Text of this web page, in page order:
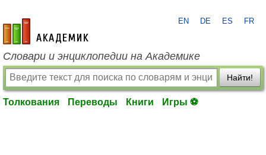
academic.ru
EN DE ES FR
Словари и энциклопедии на Академике
Найти!
Толкования Переводы Книги Игры ⚽